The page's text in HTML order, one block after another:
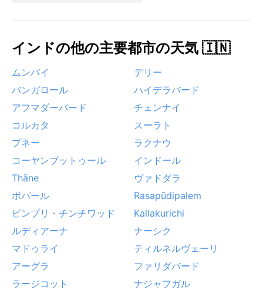
し、時には鉄道や空の便に乱れが生じる。また、冬の
が悪くなるため注意が必要だ。熱帯のリズムに合わせ
インドの他の主要都市の天気 🇮🇳
ムンバイ
デリー
バンガロール
ハイデラバード
アフマダーバード
チェンナイ
コルカタ
スーラト
プネー
ラクナウ
コーヤンブットゥール
インドール
Thāne
ヴァドダラ
ボパール
Rasapūdipalem
ピンプリ・チンチワッド
Kallakurichi
ルディアーナ
ナーシク
マドゥライ
ティルネルヴェーリ
アーグラ
ファリダバード
ラージコット
ナジャフガル